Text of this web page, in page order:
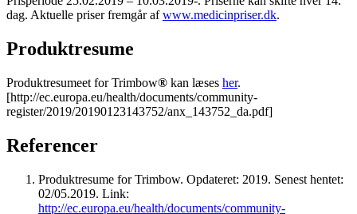
dag. Aktuelle priser fremgår afwww.medicinpriser.dk.
Produktresume
Produktresumeet for Trimbow® kan læses her.
[http://ec.europa.eu/health/documents/community-
register/2019/20190123143752/anx_143752_da.pdf]
Referencer
Produktresume for Trimbow. Opdateret: 2019. Senest hentet:
02/05.2019. Link:
http://ec.europa.eu/health/documents/community-